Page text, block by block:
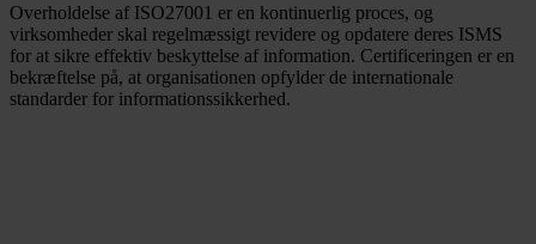
Overholdelse af ISO27001 er en kontinuerlig proces, og
virksomheder skal regelmæssigt revidere og opdatere deres ISMS
for at sikre effektiv beskyttelse af information. Certificeringen er en
bekræftelse på, at organisationen opfylder de internationale
standarder for informationssikkerhed.